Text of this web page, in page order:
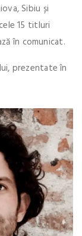
Sibiu și
15 titluri
în comunicat.
prezentate în